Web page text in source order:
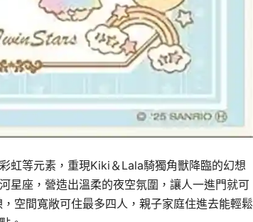
虹等元素，重現Kiki＆Lala騎獨角獸降臨的幻想
星座，營造出溫柔的夜空氛圍，讓人一進門就可
空間寬敞可住最多四人，親子家庭住進去能輕鬆